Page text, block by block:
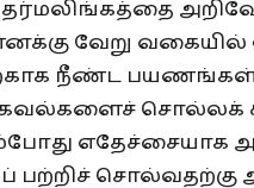
தர்மலிங்கத்தை
வேறு
நீண்ட பயணங்கள்,
சொல்லக்
எதேச்சையாக
பற்றிச்